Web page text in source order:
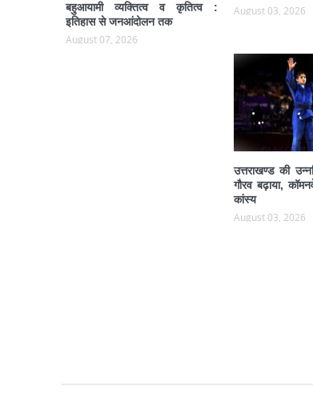
बहुआयामी व्यक्तित्व व कृतित्व :
इतिहास से जनआंदोलन तक
August 07, 2026
August 03, 2026
उत्तराखण्ड की
गौरव बढ़ाया,
कांस्य
August 03, 2026